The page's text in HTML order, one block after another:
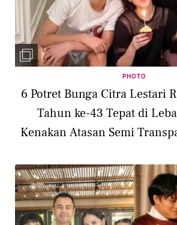
PHOTO
6 Potret Bunga Citra Lestari
Tahun ke-43 Tepat di
Kenakan Atasan Semi